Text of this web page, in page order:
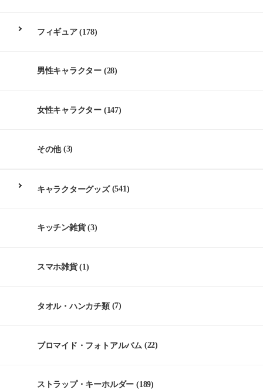
フィギュア(178)
男性キャラクター (28)
女性キャラクター (147)
その他(3)
キャラクターグッズ(541)
キッチン雑貨(3)
スマホ雑貨(1)
タオル・ハンカチ類(7)
ブロマイド・フォトアルバム (22)
ストラップ・キーホルダー (189)